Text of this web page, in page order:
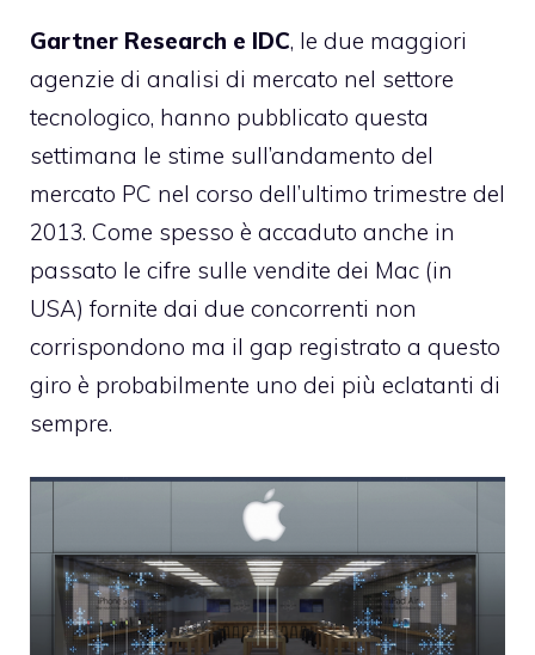
Gartner Research e IDC, le due maggiori
agenzie di analisi di mercato nel settore
tecnologico, hanno pubblicato questa
settimana le stime sull’andamento del
mercato PC nel corso dell’ultimo trimestre del
2013. Come spesso è accaduto anche in
passato le cifre sulle vendite dei Mac (in
USA) fornite dai due concorrenti non
corrispondono ma il gap registrato a questo
giro è probabilmente uno dei più eclatanti di
sempre.